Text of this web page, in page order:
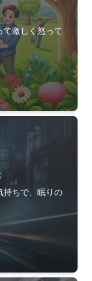
て激しく怒って
持ちで、眠りの